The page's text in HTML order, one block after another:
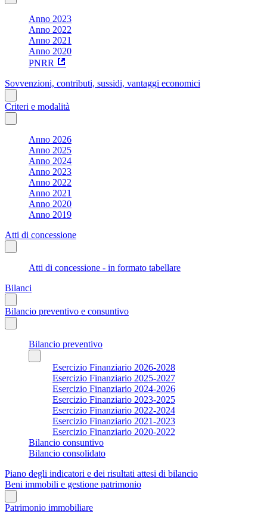
Anno 2023
Anno 2022
Anno 2021
Anno 2020
PNRR
Sovvenzioni, contributi, sussidi, vantaggi economici
Criteri e modalità
Anno 2026
Anno 2025
Anno 2024
Anno 2023
Anno 2022
Anno 2021
Anno 2020
Anno 2019
Atti di concessione
Atti di concessione - in formato tabellare
Bilanci
Bilancio preventivo e consuntivo
Bilancio preventivo
Esercizio Finanziario 2026-2028
Esercizio Finanziario 2025-2027
Esercizio Finanziario 2024-2026
Esercizio Finanziario 2023-2025
Esercizio Finanziario 2022-2024
Esercizio Finanziario 2021-2023
Esercizio Finanziario 2020-2022
Bilancio consuntivo
Bilancio consolidato
Piano degli indicatori e dei risultati attesi di bilancio
Beni immobili e gestione patrimonio
Patrimonio immobiliare